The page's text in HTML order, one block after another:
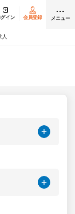
グイン 会員登録 メニュー
人